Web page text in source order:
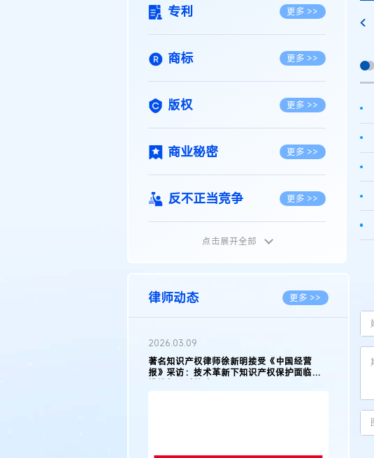
专利 更多 >>
商标 更多 >>
版权 更多 >>
商业秘密 更多 >>
反不正当竞争 更多 >>
植物新品种
地理标志 更多 >>
集成电路布图设计
点击展开全部
律师动态 更多 >>
2026.02.10
徐新明律师经典案例：刘某与西安某生物科
技有限公司技术合作开发合同纠纷案